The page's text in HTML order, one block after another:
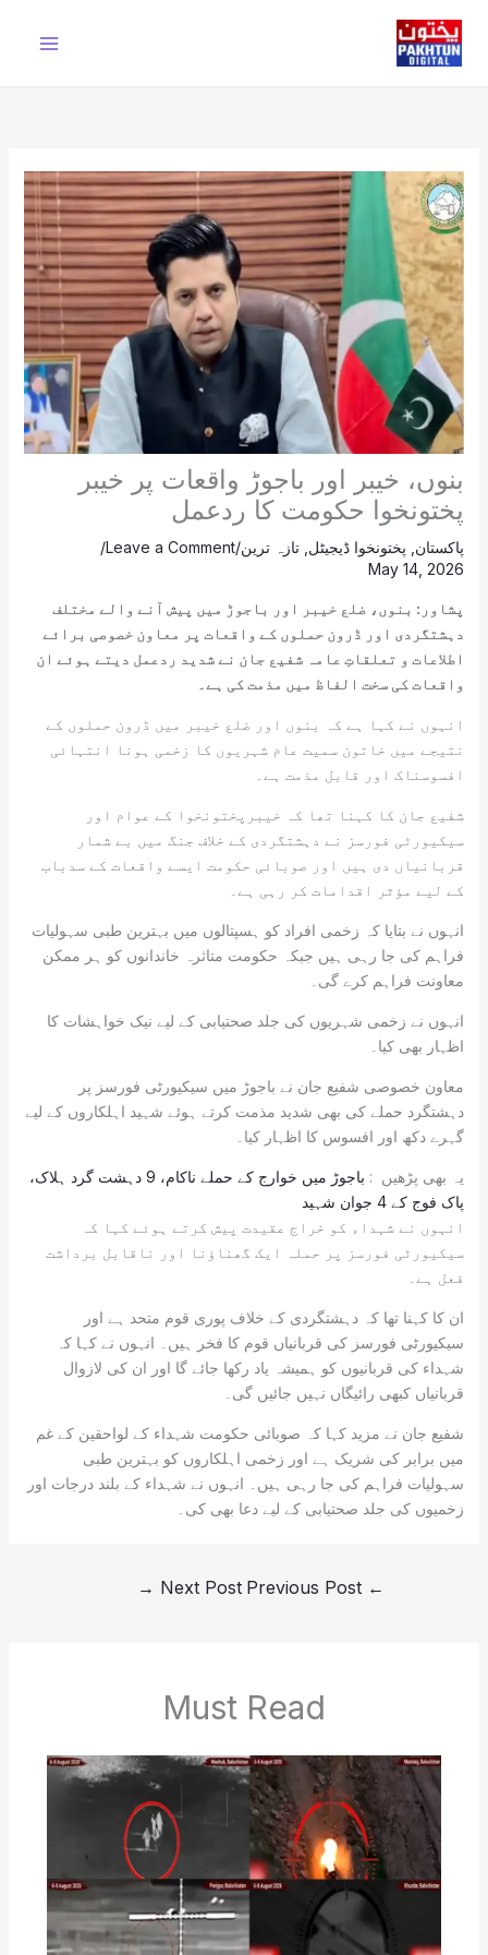
content
بنوں، خیبر اور باجوڑ واقعات پر خیبر
پختونخوا حکومت کا ردعمل
پاکستان پختونخوا ڈیجیٹل تازہ ترین/
Leave a Comment
/
May 14, 2026
پشاور: بنوں، ضلع خیبر اور باجوڑ میں پیش آنے والے مختلف
دہشتگردی اور ڈرون حملوں کے واقعات پر معاون خصوصی برائے
اطلاعات و تعلقاتِ عامہ شفیع جان نے شدید ردعمل دیتے ہوئے ان
واقعات کی سخت الفاظ میں مذمت کی ہے۔
انہوں نے کہا ہے کہ بنوں اور ضلع خیبر میں ڈرون حملوں کے
نتیجے میں خاتون سمیت عام شہریوں کا زخمی ہونا انتہائی
افسوسناک اور قابل مذمت ہے۔
شفیع جان کا کہنا تھا کہ خیبرپختونخوا کے عوام اور
سیکیورٹی فورسز نے دہشتگردی کے خلاف جنگ میں بے شمار
قربانیاں دی ہیں اور صوبائی حکومت ایسے واقعات کے سدباب
کے لیے مؤثر اقدامات کر رہی ہے۔
انہوں نے بتایا کہ زخمی افراد کو ہسپتالوں میں بہترین طبی سہولیات
فراہم کی جا رہی ہیں جبکہ حکومت متاثرہ خاندانوں کو ہر ممکن
معاونت فراہم کرے گی۔
انہوں نے زخمی شہریوں کی جلد صحتیابی کے لیے نیک خواہشات کا
اظہار بھی کیا۔
معاون خصوصی شفیع جان نے باجوڑ میں سیکیورٹی فورسز پر
دہشتگرد حملے کی بھی شدید مذمت کرتے ہوئے شہید اہلکاروں کے لیے
گہرے دکھ اور افسوس کا اظہار کیا۔
یہ بھی پڑھیں :
باجوڑ میں خوارج کے حملے ناکام، 9 دہشت گرد ہلاک،
پاک فوج کے 4 جوان شہید
انہوں نے شہداء کو خراج عقیدت پیش کرتے ہوئے کہا کہ
سیکیورٹی فورسز پر حملہ ایک گھناؤنا اور ناقابل برداشت
فعل ہے۔
ان کا کہنا تھا کہ دہشتگردی کے خلاف پوری قوم متحد ہے اور
سیکیورٹی فورسز کی قربانیاں قوم کا فخر ہیں۔ انہوں نے کہا کہ
شہداء کی قربانیوں کو ہمیشہ یاد رکھا جائے گا اور ان کی لازوال
قربانیاں کبھی رائیگاں نہیں جائیں گی۔
شفیع جان نے مزید کہا کہ صوبائی حکومت شہداء کے لواحقین کے غم
میں برابر کی شریک ہے اور زخمی اہلکاروں کو بہترین طبی
سہولیات فراہم کی جا رہی ہیں۔ انہوں نے شہداء کے بلند درجات اور
زخمیوں کی جلد صحتیابی کے لیے دعا بھی کی۔
←
Next Post
→
Must Read